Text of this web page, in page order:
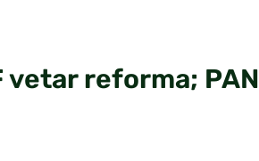
vetar reforma;